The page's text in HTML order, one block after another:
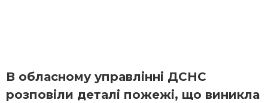
В обласному управлінні ДСНС
розповіли деталі пожежі, що виникла